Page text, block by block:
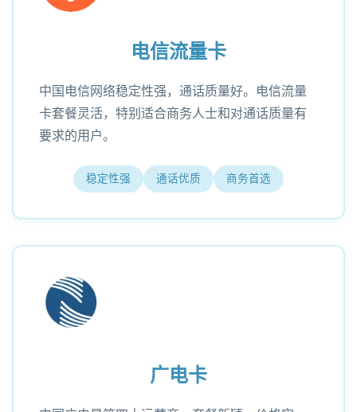
电信流量卡
中国电信网络稳定性强，通话质量好。电信流量
卡套餐灵活，特别适合商务人士和对通话质量有
要求的用户。
稳定性强 通话优质 商务首选
广电卡